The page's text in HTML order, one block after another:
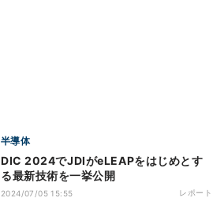
半導体
DIC 2024でJDIがeLEAPをはじめとす
る最新技術を一挙公開
2024/07/05 15:55 レポート